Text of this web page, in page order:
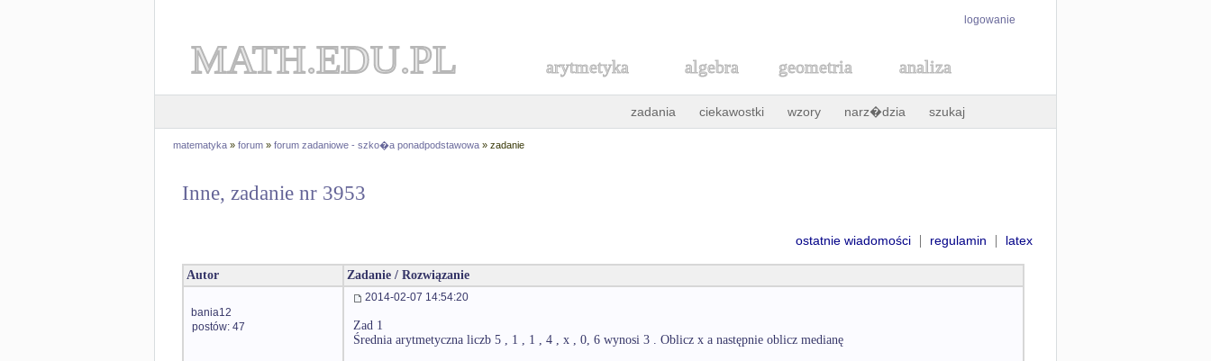
logowanie
MATH.EDU.PL arytmetyka algebra geometria analiza
zadania ciekawostki wzory narz�dzia szukaj
matematyka » forum » forum zadaniowe - szko�a ponadpodstawowa » zadanie
Inne, zadanie nr 3953
ostatnie wiadomości | regulamin | latex
Autor Zadanie / Rozwiązanie
bania12
postów: 47
2014-02-07 14:54:20
Zad 1
Średnia arytmetyczna liczb 5 , 1 , 1 , 4 , x , 0, 6 wynosi 3 . Oblicz x a następnie oblicz medianę